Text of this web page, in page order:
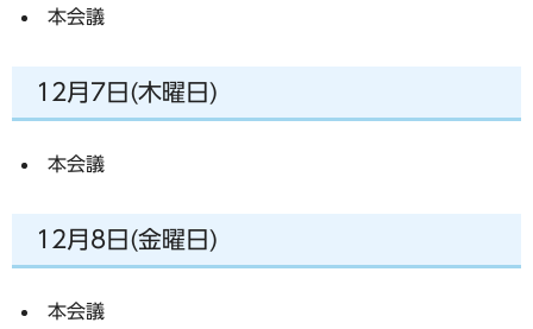
本会議
12月7日(木曜日)
本会議
12月8日(金曜日)
本会議